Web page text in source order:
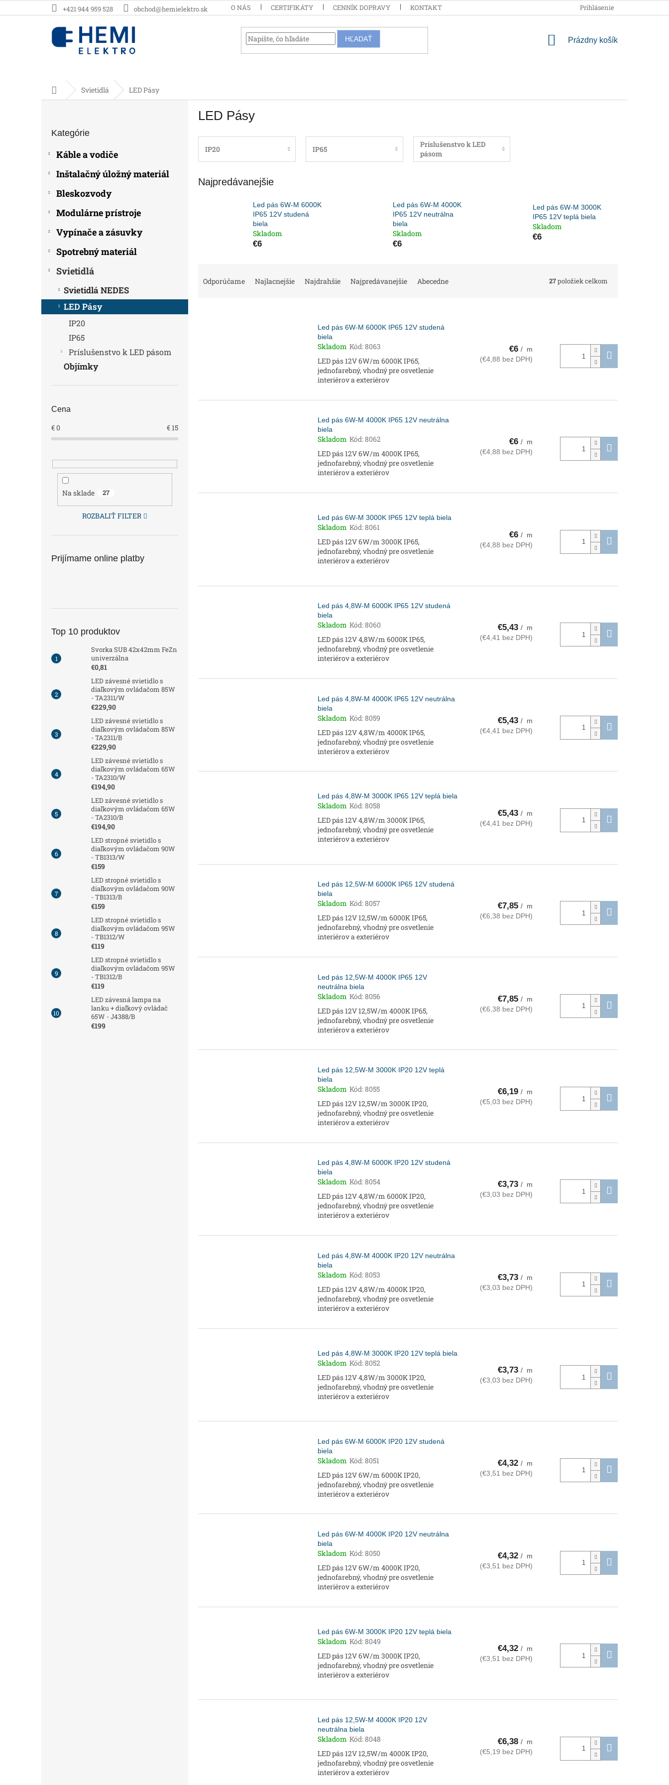
na
+421 944 959 528 obchod@hemielektro.sk O NÁS CERTIFIKÁTY CENNÍK DOPRAVY KONTAKT PODMIENKY OCHRANY
Prihlásenie
HĽADAŤ
NÁKUPNÝ
Prázdny košík
DomovSvietidlá LED Pásy
kategórie
Kategórie
Káble a vodiče
Inštalačný úložný materiál
Bleskozvody
Modulárne prístroje
Vypínače a zásuvky
Spotrebný materiál
Svietidlá
Svietidlá NEDES
LED Pásy
IP20
IP65
Príslušenstvo k LED pásom
Objímky
Cena
€0 €15
Na sklade 27
ROZBALIŤ FILTER
Prijímame online platby
Top 10 produktov
Svorka SUB 42x42mm FeZn
univerzálna
€0,81
LED závesné svietidlo s
diaľkovým ovládačom 85W
- TA2311/W
€229,90
LED závesné svietidlo s
diaľkovým ovládačom 85W
- TA2311/B
€229,90
LED závesné svietidlo s
diaľkovým ovládačom 65W
- TA2310/W
€194,90
LED závesné svietidlo s
diaľkovým ovládačom 65W
- TA2310/B
€194,90
LED stropné svietidlo s
diaľkovým ovládačom 90W
- TB1313/W
€159
LED stropné svietidlo s
diaľkovým ovládačom 90W
- TB1313/B
€159
LED stropné svietidlo s
diaľkovým ovládačom 95W
- TB1312/W
€119
LED stropné svietidlo s
diaľkovým ovládačom 95W
- TB1312/B
€119
LED závesná lampa na
lanku + diaľkový ovládač
65W - J4388/B
€199
LED Pásy
IP20 IP65
Príslušenstvo k LED
pásom
Najpredávanejšie
Led pás 6W-M 6000K
IP65 12V studená
biela
Skladom
€6
Led pás 6W-M 4000K
IP65 12V neutrálna
biela
Skladom
€6
Led pás 6W-M 3000K
IP65 12V teplá biela
Skladom
€6
k
Odporúčame Najlacnejšie Najdrahšie Najpredávanejšie Abecedne 27položiek celkom
d
Led pás 6W-M 6000K IP65 12V studená
biela
Skladom Kód:8063
LED pás 12V 6W/m 6000K IP65,
jednofarebný, vhodný pre osvetlenie
interiérov a exteriérov
€6/ m
(€4,88 bez DPH)
Led pás 6W-M 4000K IP65 12V neutrálna
biela
Skladom Kód:8062
LED pás 12V 6W/m 4000K IP65,
jednofarebný, vhodný pre osvetlenie
interiérov a exteriérov
€6/ m
(€4,88 bez DPH)
Led pás 6W-M 3000K IP65 12V teplá biela
Skladom Kód:8061
LED pás 12V 6W/m 3000K IP65,
jednofarebný, vhodný pre osvetlenie
interiérov a exteriérov
€6/ m
(€4,88 bez DPH)
Led pás 4,8W-M 6000K IP65 12V studená
biela
Skladom Kód:8060
LED pás 12V 4,8W/m 6000K IP65,
jednofarebný, vhodný pre osvetlenie
interiérov a exteriérov
€5,43/ m
(€4,41 bez DPH)
Led pás 4,8W-M 4000K IP65 12V neutrálna
biela
Skladom Kód:8059
LED pás 12V 4,8W/m 4000K IP65,
jednofarebný, vhodný pre osvetlenie
interiérov a exteriérov
€5,43/ m
(€4,41 bez DPH)
Led pás 4,8W-M 3000K IP65 12V teplá biela
Skladom Kód:8058
LED pás 12V 4,8W/m 3000K IP65,
jednofarebný, vhodný pre osvetlenie
interiérov a exteriérov
€5,43/ m
(€4,41 bez DPH)
Led pás 12,5W-M 6000K IP65 12V studená
biela
Skladom Kód:8057
LED pás 12V 12,5W/m 6000K IP65,
jednofarebný, vhodný pre osvetlenie
interiérov a exteriérov
€7,85/ m
(€6,38 bez DPH)
Led pás 12,5W-M 4000K IP65 12V
neutrálna biela
Skladom Kód:8056
LED pás 12V 12,5W/m 4000K IP65,
jednofarebný, vhodný pre osvetlenie
interiérov a exteriérov
€7,85/ m
(€6,38 bez DPH)
Led pás 12,5W-M 3000K IP20 12V teplá
biela
Skladom Kód:8055
LED pás 12V 12,5W/m 3000K IP20,
jednofarebný, vhodný pre osvetlenie
interiérov a exteriérov
€6,19/ m
(€5,03 bez DPH)
Led pás 4,8W-M 6000K IP20 12V studená
biela
Skladom Kód:8054
LED pás 12V 4,8W/m 6000K IP20,
jednofarebný, vhodný pre osvetlenie
interiérov a exteriérov
€3,73/ m
(€3,03 bez DPH)
Led pás 4,8W-M 4000K IP20 12V neutrálna
biela
Skladom Kód:8053
LED pás 12V 4,8W/m 4000K IP20,
jednofarebný, vhodný pre osvetlenie
interiérov a exteriérov
€3,73/ m
(€3,03 bez DPH)
Led pás 4,8W-M 3000K IP20 12V teplá biela
Skladom Kód:8052
LED pás 12V 4,8W/m 3000K IP20,
jednofarebný, vhodný pre osvetlenie
interiérov a exteriérov
€3,73/ m
(€3,03 bez DPH)
Led pás 6W-M 6000K IP20 12V studená
biela
Skladom Kód:8051
LED pás 12V 6W/m 6000K IP20,
jednofarebný, vhodný pre osvetlenie
interiérov a exteriérov
€4,32/ m
(€3,51 bez DPH)
Led pás 6W-M 4000K IP20 12V neutrálna
biela
Skladom Kód:8050
LED pás 12V 6W/m 4000K IP20,
jednofarebný, vhodný pre osvetlenie
interiérov a exteriérov
€4,32/ m
(€3,51 bez DPH)
Led pás 6W-M 3000K IP20 12V teplá biela
Skladom Kód:8049
LED pás 12V 6W/m 3000K IP20,
jednofarebný, vhodný pre osvetlenie
interiérov a exteriérov
€4,32/ m
(€3,51 bez DPH)
Led pás 12,5W-M 4000K IP20 12V
neutrálna biela
Skladom Kód:8048
LED pás 12V 12,5W/m 4000K IP20,
jednofarebný, vhodný pre osvetlenie
interiérov a exteriérov
€6,38/ m
(€5,19 bez DPH)